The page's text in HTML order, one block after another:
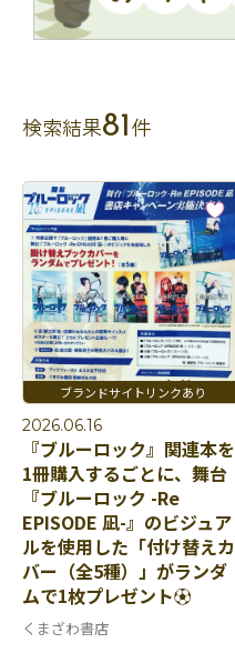
検索結果81件
2026.06.16
『ブルーロック』関連本を
1冊購入するごとに、舞台
『ブルーロック -Re
EPISODE 凪-』のビジュア
ルを使用した「付け替えカ
バー（全5種）」がランダ
ムで1枚プレゼント⚽️
くまざわ書店